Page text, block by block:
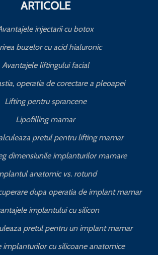
ARTICOLE
injectarii cu botox
buzelor cu acid hialuronic
Avantajele liftingului facial
operatia de corectare a pleoapei
Lifting pentru sprancene
Lipofilling mamar
pretul pentru lifting mamar
dimensiunile implanturilor mamare
anatomic vs. rotund
dupa operatia de implant mamar
implantului cu silicon
pretul pentru un implant mamar
implanturilor cu silicoane anatomice